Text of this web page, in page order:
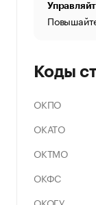
Коды
ОКПО
ОКАТО
ОКТМО
ОКФС